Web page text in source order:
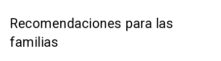
Recomendaciones para las
familias